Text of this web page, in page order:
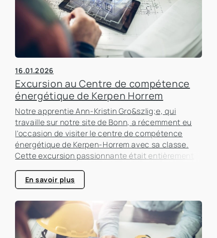
16.01.2026
Excursion au Centre de compétence
énergétique de Kerpen Horrem
Notre apprentie Ann-Kristin Gro&szlig;e, qui
travaille sur notre site de Bonn, a récemment eu
l'occasion de visiter le centre de compétence
énergétique de Kerpen-Horrem avec sa classe.
Cette excursion passionnante était entièrement
bâtiments, un sujet qui prend de plus en plus
d'importance dans le secteur immobilier.
En savoir plus